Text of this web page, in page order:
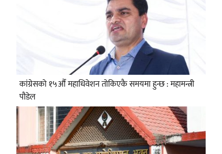
कांग्रेसको १५औँ महाधिवेशन तोकिएकै समयमा हुन्छ : महामन्त्री
पौडेल